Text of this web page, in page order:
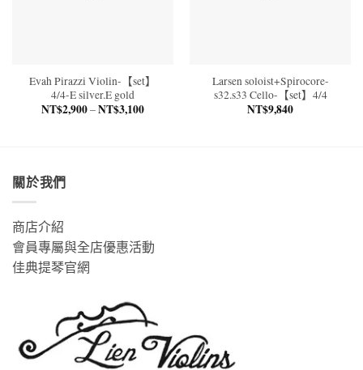
Evah Pirazzi Violin-【set】
4/4-E silver.E gold
NT$2,900–NT$3,100價
Larsen soloist+Spirocore-
s32.s33 Cello-【set】4/4
NT$9,840
關於我們
商店介紹
會員專屬與全店優惠活動
佳典提琴官網